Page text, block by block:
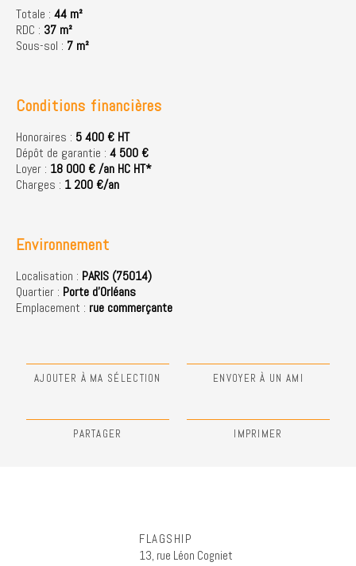
Totale : 44 m²
RDC : 37 m²
Sous-sol : 7 m²
Conditions financières
Honoraires : 5 400 € HT
Dépôt de garantie : 4 500 €
Loyer : 18 000 € /an HC HT*
Charges : 1 200 €/an
Environnement
Localisation : PARIS (75014)
Quartier : Porte d'Orléans
Emplacement : rue commerçante
AJOUTER À MA SÉLECTION ENVOYER À UN AMI
PARTAGER IMPRIMER
FLAGSHIP
13, rue Léon Cogniet